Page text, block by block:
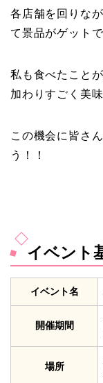
各店舗を回りな
て景品がゲット
私も食べたこと
加わりすごく美
この機会に皆さ
う！！
イベント
イベント名
開催期間
場所